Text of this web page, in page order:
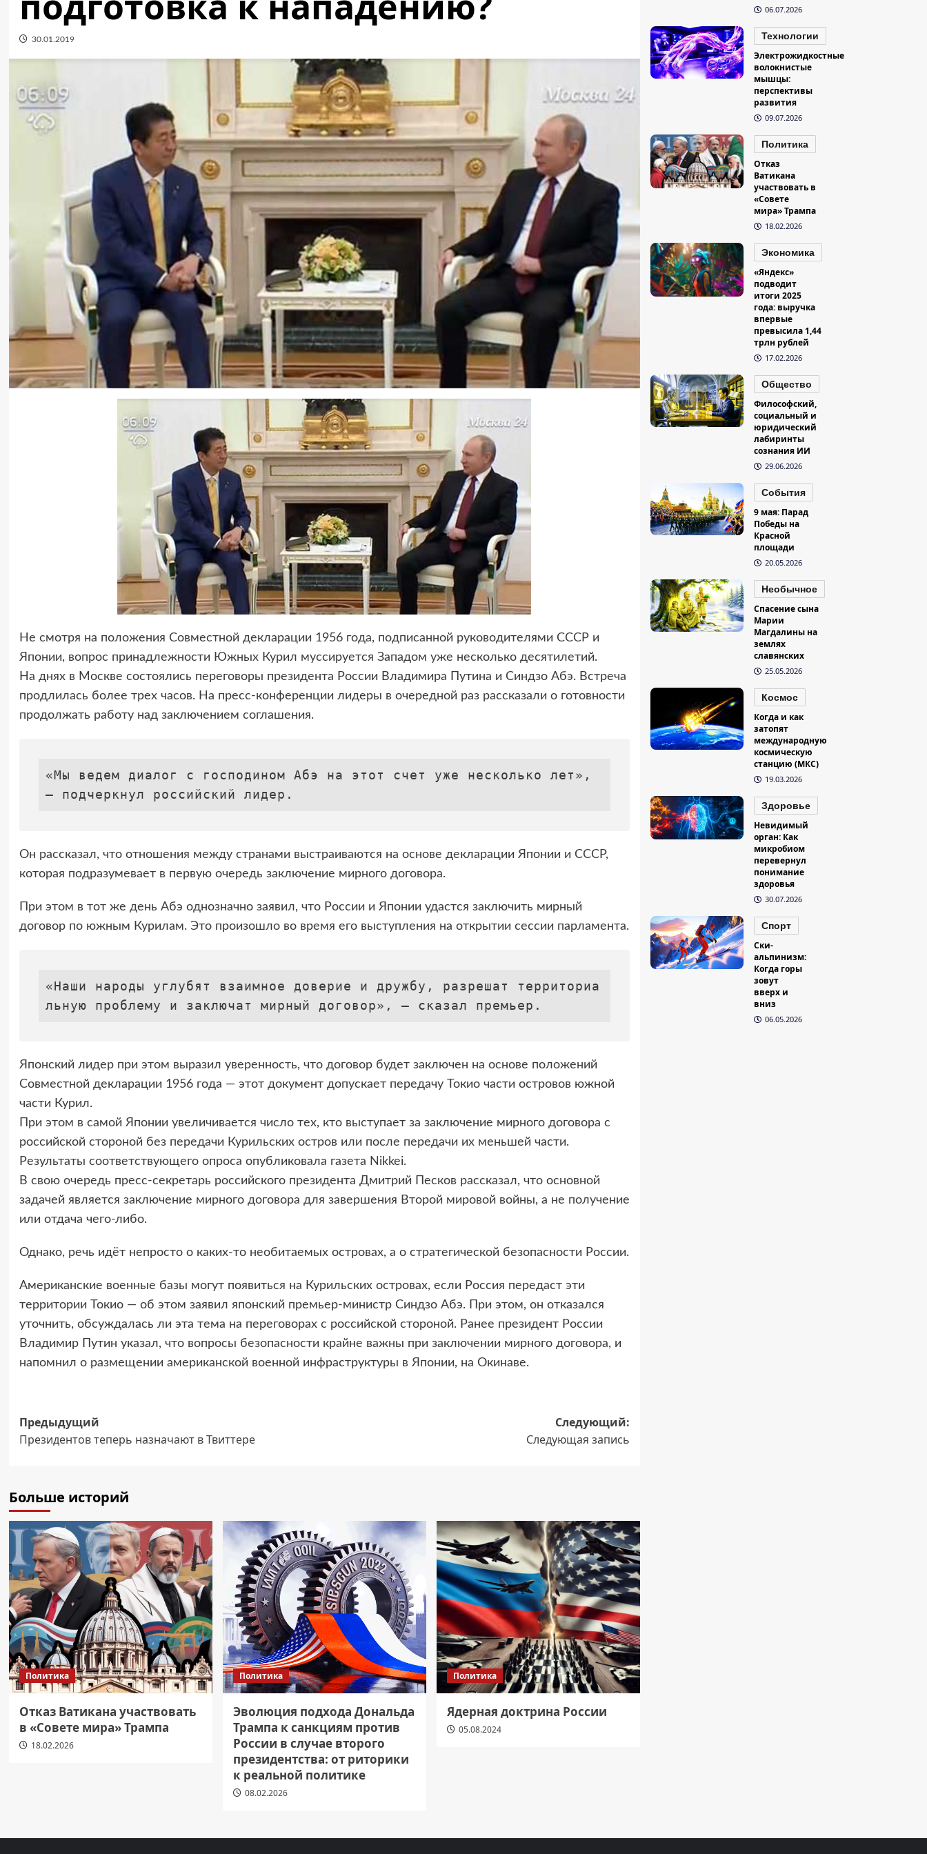
30.01.2019
Не смотря на положения Совместной декларации 1956 года, подписанной руководителями СССР и
Японии, вопрос принадлежности Южных Курил муссируется Западом уже несколько десятилетий.
На днях в Москве состоялись переговоры президента России Владимира Путина и Синдзо Абэ. Встреча
продлилась более трех часов. На пресс-конференции лидеры в очередной раз рассказали о готовности
продолжать работу над заключением соглашения.
«Мы ведем диалог с господином Абэ на этот счет уже несколько лет»,
— подчеркнул российский лидер.
Он рассказал, что отношения между странами выстраиваются на основе декларации Японии и СССР,
которая подразумевает в первую очередь заключение мирного договора.
При этом в тот же день Абэ однозначно заявил, что России и Японии удастся заключить мирный
договор по южным Курилам. Это произошло во время его выступления на открытии сессии парламента.
«Наши народы углубят взаимное доверие и дружбу, разрешат территориа
льную проблему и заключат мирный договор», — сказал премьер.
Японский лидер при этом выразил уверенность, что договор будет заключен на основе положений
Совместной декларации 1956 года — этот документ допускает передачу Токио части островов южной
части Курил.
При этом в самой Японии увеличивается число тех, кто выступает за заключение мирного договора с
российской стороной без передачи Курильских остров или после передачи их меньшей части.
Результаты соответствующего опроса опубликовала газета Nikkei.
В свою очередь пресс-секретарь российского президента Дмитрий Песков рассказал, что основной
задачей является заключение мирного договора для завершения Второй мировой войны, а не получение
или отдача чего-либо.
Однако, речь идёт непросто о каких-то необитаемых островах, а о стратегической безопасности России.
Американские военные базы могут появиться на Курильских островах, если Россия передаст эти
территории Токио — об этом заявил японский премьер-министр Синдзо Абэ. При этом, он отказался
уточнить, обсуждалась ли эта тема на переговорах с российской стороной. Ранее президент России
Владимир Путин указал, что вопросы безопасности крайне важны при заключении мирного договора, и
напомнил о размещении американской военной инфраструктуры в Японии, на Окинаве.
Навигация
записи
Предыдущий
Президентов теперь назначают в Твиттере
Следующий:
Следующая запись
Больше историй
Политика
Отказ Ватикана участвовать
в «Совете мира» Трампа
18.02.2026
Политика
Эволюция подхода Дональда
Трампа к санкциям против
России в случае второго
президентства: от риторики
к реальной политике
08.02.2026
Политика
Ядерная доктрина России
05.08.2024
06.07.2026
Технологии
Электрожидкостные
волокнистые
мышцы:
перспективы
развития
09.07.2026
Политика
Отказ
Ватикана
участвовать в
«Совете
мира» Трампа
18.02.2026
Экономика
«Яндекс»
подводит
итоги 2025
года: выручка
впервые
превысила 1,44
трлн рублей
17.02.2026
Общество
Философский,
социальный и
юридический
лабиринты
сознания ИИ
29.06.2026
События
9 мая: Парад
Победы на
Красной
площади
20.05.2026
Необычное
Спасение сына
Марии
Магдалины на
землях
славянских
25.05.2026
Космос
Когда и как
затопят
международную
космическую
станцию (МКС)
19.03.2026
Здоровье
Невидимый
орган: Как
микробиом
перевернул
понимание
здоровья
30.07.2026
Спорт
Ски-
альпинизм:
Когда горы
зовут
вверх и
вниз
06.05.2026